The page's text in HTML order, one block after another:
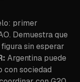
primer
Demuestra que
sin esperar
Argentina puede
con sociedad